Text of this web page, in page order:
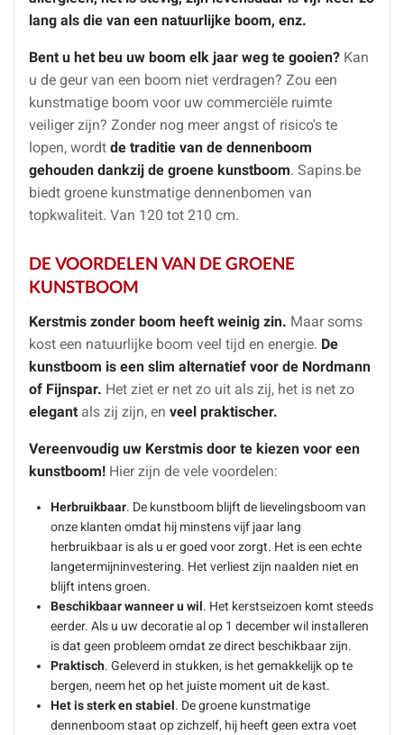
lang als die van een natuurlijke boom, enz.
Bent u het beu uw boom elk jaar weg te gooien? Kan
u de geur van een boom niet verdragen? Zou een
kunstmatige boom voor uw commerciële ruimte
veiliger zijn? Zonder nog meer angst of risico's te
lopen, wordt de traditie van de dennenboom
gehouden dankzij de groene kunstboom. Sapins.be
biedt groene kunstmatige dennenbomen van
topkwaliteit. Van 120 tot 210 cm.
DE VOORDELEN VAN DE GROENE
KUNSTBOOM
Kerstmis zonder boom heeft weinig zin. Maar soms
kost een natuurlijke boom veel tijd en energie. De
kunstboom is een slim alternatief voor de Nordmann
of Fijnspar. Het ziet er net zo uit als zij, het is net zo
elegant als zij zijn, en veel praktischer.
Vereenvoudig uw Kerstmis door te kiezen voor een
kunstboom! Hier zijn de vele voordelen:
Herbruikbaar. De kunstboom blijft de lievelingsboom van
onze klanten omdat hij minstens vijf jaar lang
herbruikbaar is als u er goed voor zorgt. Het is een echte
langetermijninvestering. Het verliest zijn naalden niet en
blijft intens groen.
Beschikbaar wanneer u wil. Het kerstseizoen komt steeds
eerder. Als u uw decoratie al op 1 december wil installeren
is dat geen probleem omdat ze direct beschikbaar zijn.
Praktisch. Geleverd in stukken, is het gemakkelijk op te
bergen, neem het op het juiste moment uit de kast.
Het is sterk en stabiel. De groene kunstmatige
dennenboom staat op zichzelf, hij heeft geen extra voet